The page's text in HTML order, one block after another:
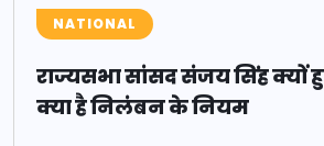
NATIONAL
राज्यसभा सांसद संजय सिंह क्यों
क्या है निलंबन के नियम